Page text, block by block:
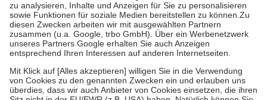
höchstens zehn Euro.Es sind jedoch nie mehr als die tatsächlichen
Kosten der Leistung zu entrichten.
Diese Regeln gelten grundsätzlich auch für Online-Apotheken.
Bei Heilmitteln und häuslicher Krankenpflege beträgt die
Zuzahlung zehn Prozent der Kosten sowie zehn Euro je
Verordnung.
Um das Engagement der Versicherten für ihre eigene Gesundheit zu
stärken und die besondere Stellung der Familie zu unterstützen,